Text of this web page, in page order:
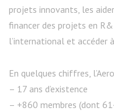
projets innovants, les
financer des projets en
l’international et accéder
En quelques chiffres,
– 17 ans d’existence
– +860 membres (dont